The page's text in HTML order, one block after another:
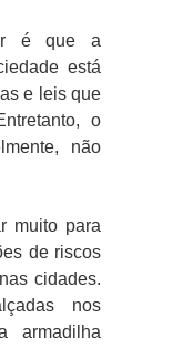
é que a
está
e leis que
o
não
muito para
de riscos
cidades.
nos
armadilha